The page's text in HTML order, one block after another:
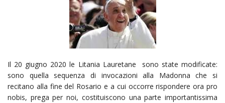
Il 20 giugno 2020 le Litania Lauretane sono state modificate:
sono quella sequenza di invocazioni alla Madonna che si
recitano alla fine del Rosario e a cui occorre rispondere ora pro
nobis, prega per noi, costituiscono una parte importantissima